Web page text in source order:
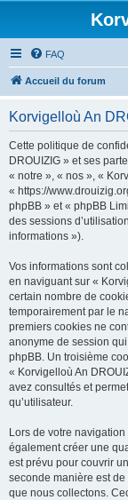
FAQ
Accueil du forum
Korvigelloù An
Cette politique de
DROUIZIG » et ses
« notre », « nos », «
« https://
phpBB » et « phpBB
des sessions
informations »).
Vos informations sont
en naviguant sur «
certain nombre de
temporairement par le
premiers cookies ne
anonyme de session
phpBB. Un troisième
« Korvigelloù An
avez consultés et
qu’utilisateur.
Lors de votre
également créer une
est prévu pour couvrir
seconde manière est
que nous collectons.